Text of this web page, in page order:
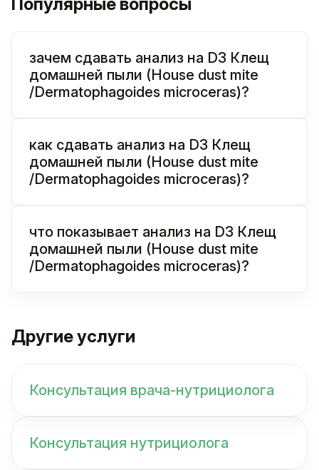
зачем сдавать анализ на D3 Клещ
домашней пыли (House dust mite
/Dermatophagoides microceras)?
как сдавать анализ на D3 Клещ
домашней пыли (House dust mite
/Dermatophagoides microceras)?
что показывает анализ на D3 Клещ
домашней пыли (House dust mite
/Dermatophagoides microceras)?
Другие услуги
Консультация врача-нутрициолога
Консультация нутрициолога